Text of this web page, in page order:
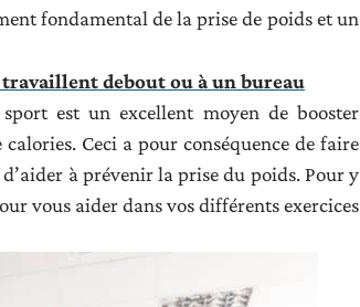
fondamental de la prise de poids et un
debout ou à un bureau
est un excellent moyen de booster
Ceci a pour conséquence de faire
à prévenir la prise du poids. Pour y
vous aider dans vos différents exercices